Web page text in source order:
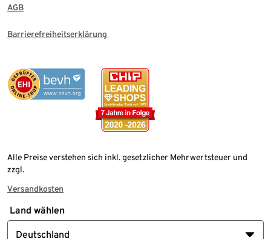
AGB
Barrierefreiheitserklärung
Alle Preise verstehen sich inkl. gesetzlicher Mehrwertsteuer und
zzgl.
Versandkosten
Land wählen
Deutschland